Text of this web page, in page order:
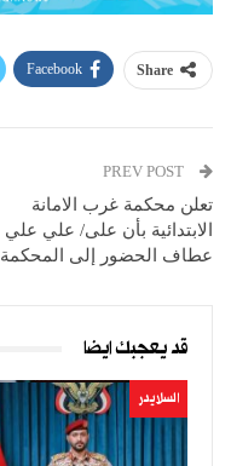
Share
Facebook
تعلن محكمة غرب الامانة
الابتدائية بأن على/ علي علي
عطاف الحضور إلى المحكمة
قد يعجبك ايضا
السلايدر